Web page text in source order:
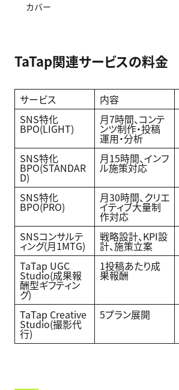
カバー
TaTap関連サービスの料金
サービス 内容
SNS特化
BPO(LIGHT)
月7時間、コンテ
ンツ制作・投稿
運用・分析
SNS特化
BPO(STANDAR
D)
月15時間、インフ
ル施策対応
SNS特化
BPO(PRO)
月30時間、クリエ
イティブ大量制
作対応
SNSコンサルテ
ィング(月1MTG)
戦略設計、KPI設
計、施策立案
TaTap UGC
Studio(成果報
酬型ギフティン
グ)
1投稿あたり成
果報酬
TaTap Creative
Studio(撮影代
行)
5プラン展開